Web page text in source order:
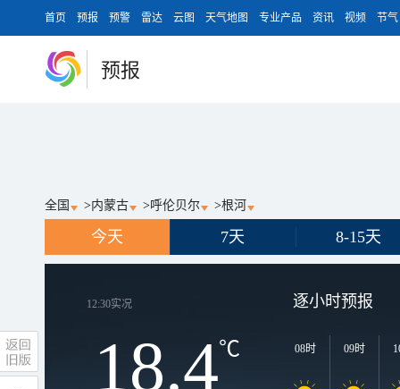
首页 预报 预警 雷达 云图 天气地图 专业产品 资讯 视频 节气
预报
全国 >内蒙古 >呼伦贝尔 >根河
今天 7天 8-15天
12:30实况
18.4℃
逐小时预报
08时 09时